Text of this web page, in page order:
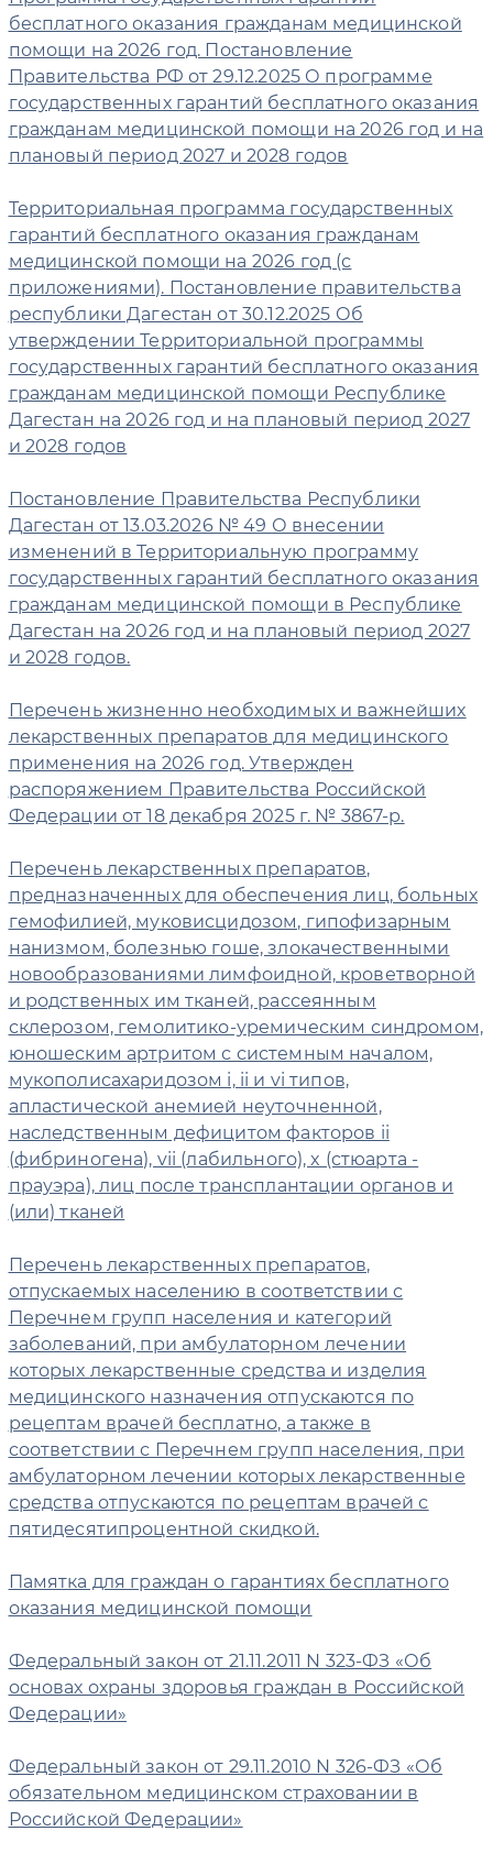
бесплатного оказания гражданам медицинской
помощи на 2026 год. Постановление
Правительства РФ от 29.12.2025 О программе
государственных гарантий бесплатного оказания
гражданам медицинской помощи на 2026 год и на
плановый период 2027 и 2028 годов
Территориальная программа государственных
гарантий бесплатного оказания гражданам
медицинской помощи на 2026 год (с
приложениями). Постановление правительства
республики Дагестан от 30.12.2025 Об
утверждении Территориальной программы
государственных гарантий бесплатного оказания
гражданам медицинской помощи Республике
Дагестан на 2026 год и на плановый период 2027
и 2028 годов
Постановление Правительства Республики
Дагестан от 13.03.2026 № 49 О внесении
изменений в Территориальную программу
государственных гарантий бесплатного оказания
гражданам медицинской помощи в Республике
Дагестан на 2026 год и на плановый период 2027
и 2028 годов.
Перечень жизненно необходимых и важнейших
лекарственных препаратов для медицинского
применения на 2026 год. Утвержден
распоряжением Правительства Российской
Федерации от 18 декабря 2025 г. № 3867-р.
Перечень лекарственных препаратов,
предназначенных для обеспечения лиц, больных
гемофилией, муковисцидозом, гипофизарным
нанизмом, болезнью гоше, злокачественными
новообразованиями лимфоидной, кроветворной
и родственных им тканей, рассеянным
склерозом, гемолитико-уремическим синдромом,
юношеским артритом с системным началом,
мукополисахаридозом i, ii и vi типов,
апластической анемией неуточненной,
наследственным дефицитом факторов ii
(фибриногена), vii (лабильного), x (стюарта -
прауэра), лиц после трансплантации органов и
(или) тканей
Перечень лекарственных препаратов,
отпускаемых населению в соответствии с
Перечнем групп населения и категорий
заболеваний, при амбулаторном лечении
которых лекарственные средства и изделия
медицинского назначения отпускаются по
рецептам врачей бесплатно, а также в
соответствии с Перечнем групп населения, при
амбулаторном лечении которых лекарственные
средства отпускаются по рецептам врачей с
пятидесятипроцентной скидкой.
Памятка для граждан о гарантиях бесплатного
оказания медицинской помощи
Федеральный закон от 21.11.2011 N 323-ФЗ «Об
основах охраны здоровья граждан в Российской
Федерации»
Федеральный закон от 29.11.2010 N 326-ФЗ «Об
обязательном медицинском страховании в
Российской Федерации»